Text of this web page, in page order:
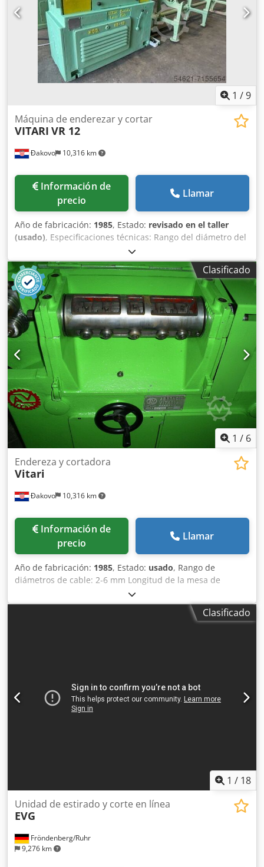
1 /9
Đakovo 10,316 km
Máquina de enderezar y cortar
VITARI VR 12
Información de
precio
Llamar
Año de fabricación: 1985, Estado: revisado en el taller
(usado), Especificaciones técnicas: Rango del diámetro del
alambre: 4-12 mm. Gscxckebw Dsdpfxsh In Tho Agueck
Longitud de la mesa de alimentación: 4 m. Velocidad: 80
m/min. Reacondicionamiento: 2022.
Clasificado
1 / 6
Đakovo 10,316 km
Endereza y cortadora
Vitari
Información de
precio
Llamar
Año de fabricación: 1985, Estado: usado, Rango de
diámetros de cable: 2-6 mm Longitud de la mesa de
alimentación: 1 m (puede ser mayor) Velocidad: máx. 90
/min. Potencia eléctrica: 8 kW Sistema automático de
alimentación de cable: máx. 800 kg La máquina está en
Clasificado
1 / 18
Fröndenberg/Ruhr
9,276 km
Unidad de estirado y corte en línea
EVG